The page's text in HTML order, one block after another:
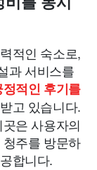
적인 숙소로,
과 서비스를
적인 후기를
고 있습니다.
은 사용자의
주를 방문하
합니다.